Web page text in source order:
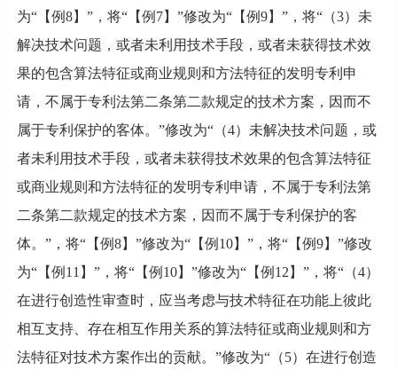
为“【例8】”，将“【例7】”修改为“【例9】”，将“（3）未
解决技术问题，或者未利用技术手段，或者未获得技术效
果的包含算法特征或商业规则和方法特征的发明专利申
请，不属于专利法第二条第二款规定的技术方案，因而不
属于专利保护的客体。”修改为“（4）未解决技术问题，或
者未利用技术手段，或者未获得技术效果的包含算法特征
或商业规则和方法特征的发明专利申请，不属于专利法第
二条第二款规定的技术方案，因而不属于专利保护的客
体。”，将“【例8】”修改为“【例10】”，将“【例9】”修改
为“【例11】”，将“【例10】”修改为“【例12】”，将“（4）
在进行创造性审查时，应当考虑与技术特征在功能上彼此
相互支持、存在相互作用关系的算法特征或商业规则和方
法特征对技术方案作出的贡献。”修改为“（5）在进行创造